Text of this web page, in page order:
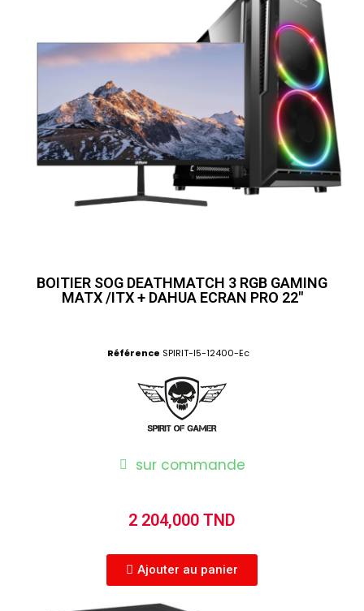
BOITIER SOG DEATHMATCH 3 RGB GAMING
MATX /ITX + DAHUA ECRAN PRO 22"
Référence SPIRIT-I5-12400-Ec
sur commande
2 204,000 TND
Ajouter au panier